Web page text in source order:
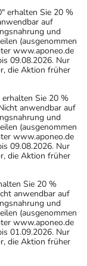
erhalten Sie 20 %
auf
und
(ausgenommen
www.aponeo.de
09.08.2026. Nur
die Aktion früher
Sie 20 %
anwendbar auf
und
(ausgenommen
www.aponeo.de
09.08.2026. Nur
die Aktion früher
Sie 20 %
anwendbar auf
und
(ausgenommen
www.aponeo.de
01.09.2026. Nur
die Aktion früher